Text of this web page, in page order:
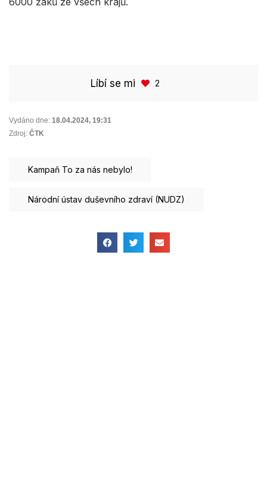
Líbí se mi 2
Vydáno dne: 18.04.2024, 19:31
Zdroj: ČTK
Kampaň To za nás nebylo!
Národní ústav duševního zdraví (NUDZ)